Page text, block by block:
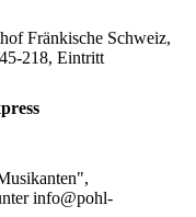
Fränkische Schweiz,
218, Eintritt
info@pohl-